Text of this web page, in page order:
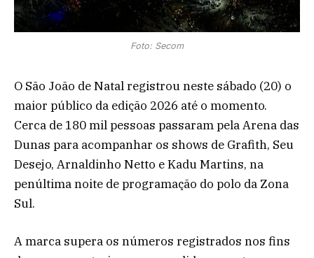
Foto: Secom
O São João de Natal registrou neste sábado (20) o
maior público da edição 2026 até o momento.
Cerca de 180 mil pessoas passaram pela Arena das
Dunas para acompanhar os shows de Grafith, Seu
Desejo, Arnaldinho Netto e Kadu Martins, na
penúltima noite de programação do polo da Zona
Sul.
A marca supera os números registrados nos fins